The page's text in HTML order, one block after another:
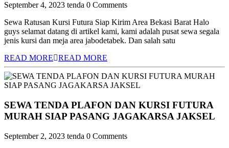
September 4, 2023 tenda 0 Comments
Sewa Ratusan Kursi Futura Siap Kirim Area Bekasi Barat Halo
guys selamat datang di artikel kami, kami adalah pusat sewa segala
jenis kursi dan meja area jabodetabek. Dan salah satu
READ MORE
READ MORE
SEWA TENDA PLAFON DAN KURSI FUTURA
MURAH SIAP PASANG JAGAKARSA JAKSEL
September 2, 2023 tenda 0 Comments